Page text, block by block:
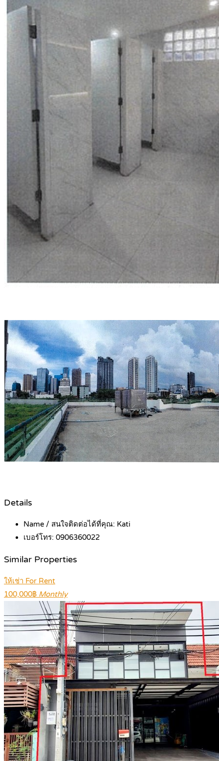
Details
Name / สนใจติดต่อได้ที่คุณ: Kati
เบอร์โทร: 0906360022
Similar Properties
ให้เช่า For Rent
100,000฿ Monthly